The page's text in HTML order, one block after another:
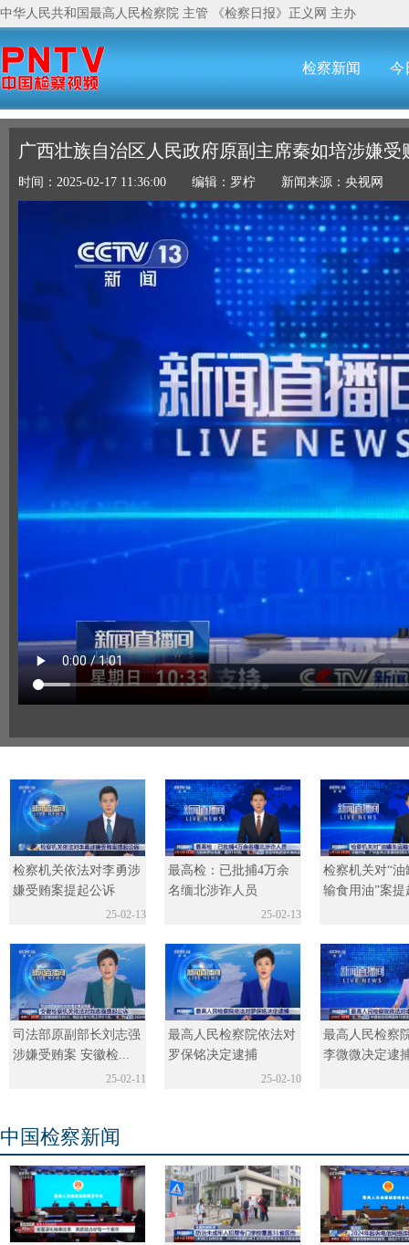
中华人民共和国最高人民检察院 主管 《检察日报》 正义网 主办
检察新闻 今
广西壮族自治区人民政府原副主席秦如培涉嫌
时间：2025-02-17 11:36:00 编辑：罗柠 新闻来源：央视网
检察机关依法对李勇涉
嫌受贿案提起公诉
25-02-13
最高检：已批捕4万余
名缅北涉诈人员
25-02-13
检察机关对“油
输食用油”案提
司法部原副部长刘志强
涉嫌受贿案 安徽检...
25-02-11
最高人民检察院依法对
罗保铭决定逮捕
25-02-10
最高人民检察
李微微决定逮
中国检察新闻